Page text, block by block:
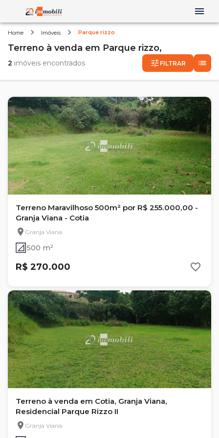
Home Imóveis Parque rizzo
Terreno à venda em Parque rizzo,
2 imóveis encontrados FILTRAR
Terreno Maravilhoso 500m² por R$ 255.000,00 -
Granja Viana - Cotia
Granja Viana
500 m²
R$ 270.000
Terreno à venda em Cotia, Granja Viana,
Residencial Parque Rizzo II
Granja Viana